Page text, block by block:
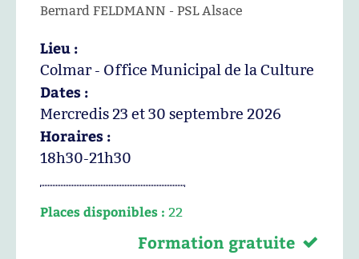
Bernard FELDMANN - PSL Alsace
Lieu :
Colmar - Office Municipal de la Culture
Dates :
Mercredis 23 et 30 septembre 2026
Horaires :
18h30-21h30
Places disponibles : 22
Formation gratuite